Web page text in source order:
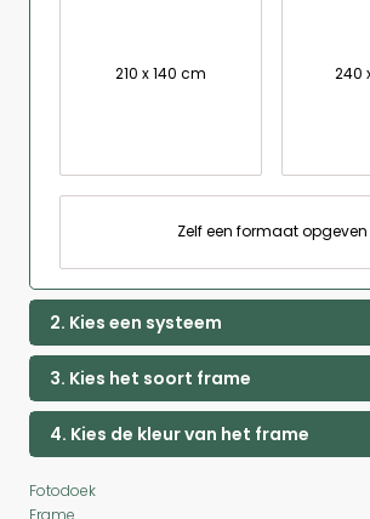
210 x 140 cm 240
Zelf een formaat opgeven
2. Kies een systeem
3. Kies het soort frame
4. Kies de kleur van het frame
Fotodoek
Frame